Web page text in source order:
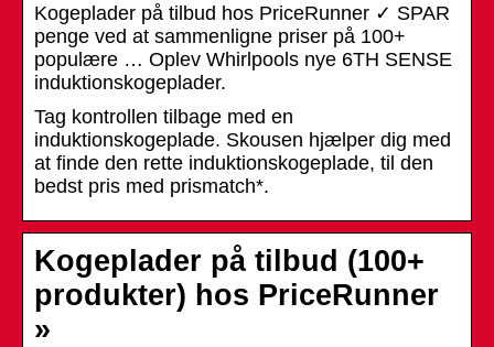
Kogeplader på tilbud hos PriceRunner ✓ SPAR
penge ved at sammenligne priser på 100+
populære … Oplev Whirlpools nye 6TH SENSE
induktionskogeplader.
Tag kontrollen tilbage med en
induktionskogeplade. Skousen hjælper dig med
at finde den rette induktionskogeplade, til den
bedst pris med prismatch*.
Kogeplader på tilbud (100+
produkter) hos PriceRunner
»